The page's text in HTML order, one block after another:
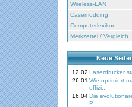
Wireless-LAN
Casemodding
Computerlexikon
Merkzettel / Vergleich
Neue
12.02 Laserdrucker
26.01 Wie optimiert
effizi...
16.04Die
P...